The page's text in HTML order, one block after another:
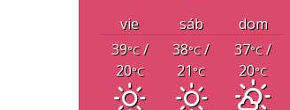
vie sáb
dom
39°C/
20°C
38°C/
21°C
37°C/
20°C